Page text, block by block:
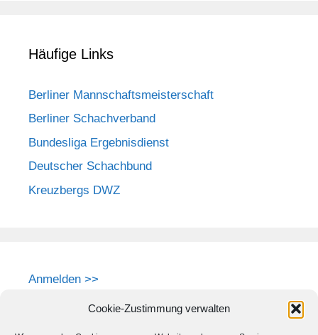
Cookie-Zustimmung verwalten
Häufige Links
Berliner Mannschaftsmeisterschaft
Berliner Schachverband
Bundesliga Ergebnisdienst
Deutscher Schachbund
Kreuzbergs DWZ
Anmelden >>